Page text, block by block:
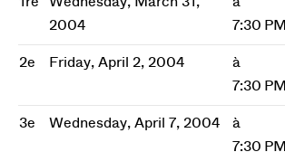
2004
7:30 PM
2e Friday, April 2, 2004
à
7:30 PM
3e Wednesday, April 7, 2004
à
7:30 PM